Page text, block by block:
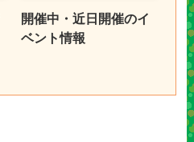
開催中・近日開催のイ
ベント情報